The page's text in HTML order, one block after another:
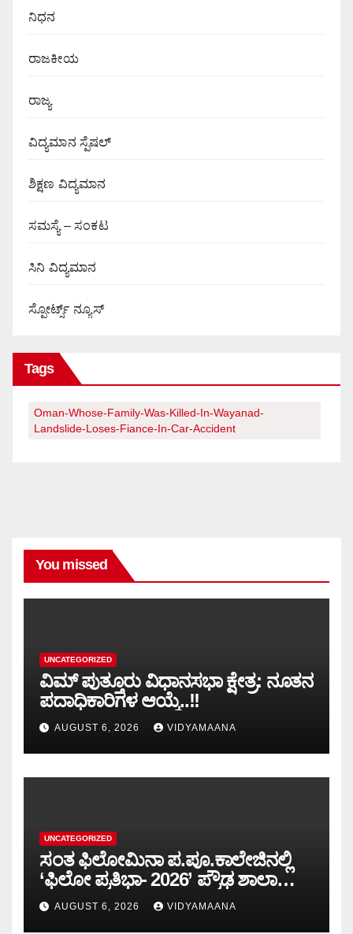
ನಿಧನ
ರಾಜಕೀಯ
ರಾಜ್ಯ
ವಿದ್ಯಮಾನ ಸ್ಪೆಷಲ್
ಶಿಕ್ಷಣ ವಿದ್ಯಮಾನ
ಸಮಸ್ಯೆ – ಸಂಕಟ
ಸಿನಿ ವಿದ್ಯಮಾನ
ಸ್ಪೋರ್ಟ್ಸ್ ನ್ಯೂಸ್
Tags
Oman-Whose-Family-Was-Killed-In-Wayanad-
Landslide-Loses-Fiance-In-Car-Accident
You missed
UNCATEGORIZED
ವಿಮ್ ಪುತ್ತೂರು ವಿಧಾನಸಭಾ ಕ್ಷೇತ್ರ: ನೂತನ
ಪದಾಧಿಕಾರಿಗಳ ಆಯ್ಕೆ..!!
AUGUST 6, 2026 VIDYAMAANA
UNCATEGORIZED
ಸಂತ ಫಿಲೋಮಿನಾ ಪ.ಪೂ.ಕಾಲೇಜಿನಲ್ಲಿ
‘ಫಿಲೋ ಪ್ರತಿಭಾ- 2026’ ಪ್ರೌಢ ಶಾಲಾ
ಮಟ್ಟದ ಸ್ಪರ್ಧೆ-ಪಠ್ಯೇತರ ಚಟುವಟಿಕೆಗಳು
AUGUST 6, 2026 VIDYAMAANA